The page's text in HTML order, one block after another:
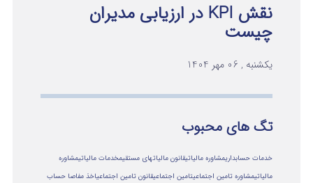
نقش KPI در ارزیابی مدیران
چیست
یکشنبه , 06 مهر 1404
تگ های محبوب
خدمات حسابداریمشاوره مالیاتیقانون مالیاتهای مستقیمخدمات مالیاتیمشاوره
مالياتيمشاوره تامین اجتماعیتامین اجتماعیقانون تامین اجتماعیاخذ مفاصا حساب